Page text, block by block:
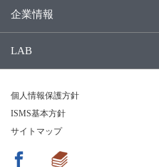
企業情報
LAB
個人情報保護方針
ISMS基本方針
サイトマップ